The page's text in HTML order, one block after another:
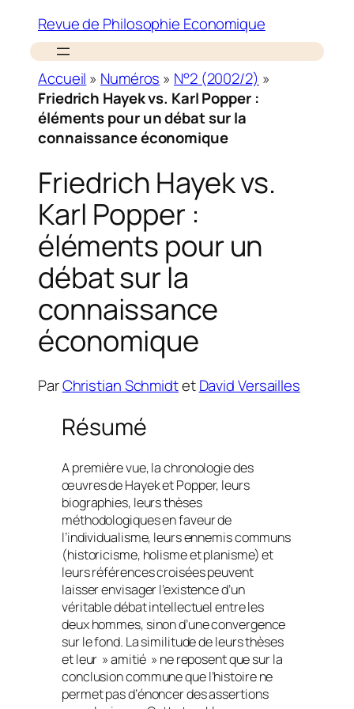
Revue de Philosophie Economique
Accueil » Numéros » N°2 (2002/2) »
Friedrich Hayek vs. Karl Popper :
éléments pour un débat sur la
connaissance économique
Friedrich Hayek vs.
Karl Popper :
éléments pour un
débat sur la
connaissance
économique
ParChristian SchmidtetDavid Versailles
Résumé
A première vue, la chronologie des
œuvres de Hayek et Popper, leurs
biographies, leurs thèses
méthodologiques en faveur de
l’individualisme, leurs ennemis communs
(historicisme, holisme et planisme) et
leurs références croisées peuvent
laisser envisager l’existence d’un
véritable débat intellectuel entre les
deux hommes, sinon d’une convergence
sur le fond. La similitude de leurs thèses
et leur » amitié » ne reposent que sur la
conclusion commune que l’histoire ne
permet pas d’énoncer des assertions